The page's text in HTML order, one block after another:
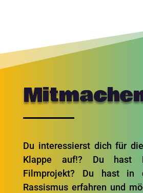
Du interessierst dich für
Klappe auf!? Du hast
Filmprojekt? Du hast in
Rassismus erfahren und